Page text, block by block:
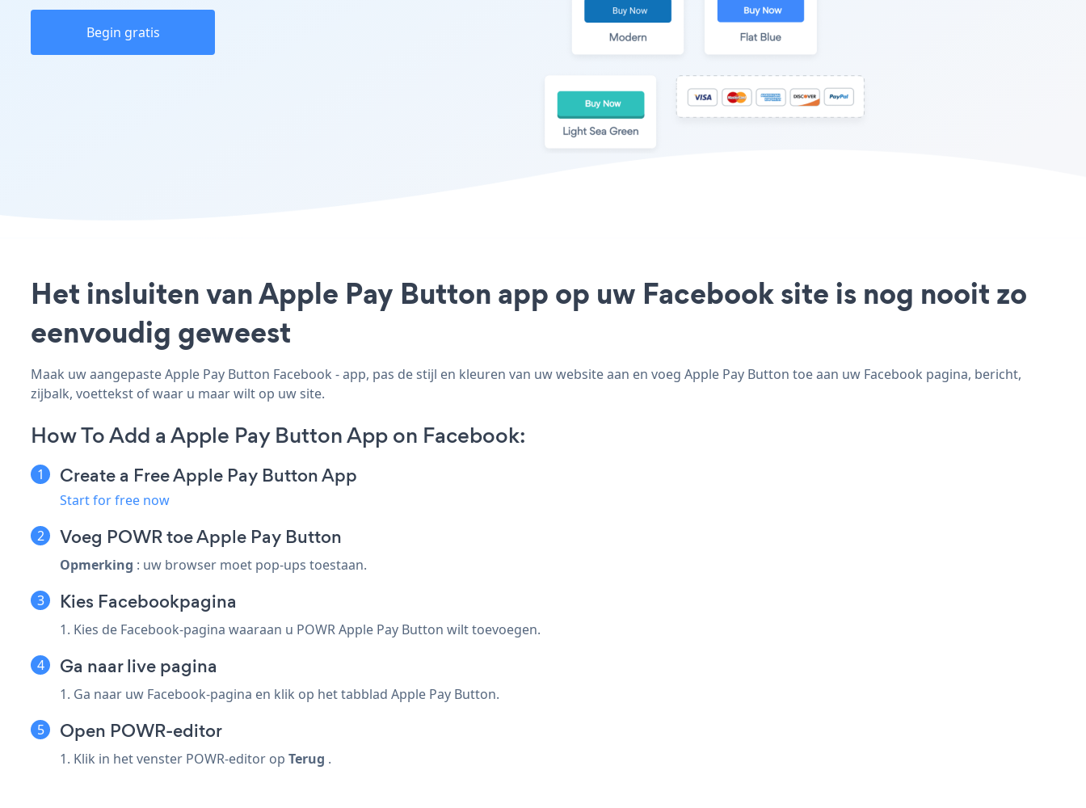
Begin gratis
Het insluiten van Apple Pay Button app op uw Facebook site is nog nooit zo
eenvoudig geweest
Maak uw aangepaste Apple Pay Button Facebook - app, pas de stijl en kleuren van uw website aan en voeg Apple Pay Button toe aan uw Facebook pagina, bericht,
zijbalk, voettekst of waar u maar wilt op uw site.
How To Add a Apple Pay Button App on Facebook:
Create a Free Apple Pay Button App
Start for free now
Voeg POWR toe Apple Pay Button
Opmerking : uw browser moet pop-ups toestaan.
Kies Facebookpagina
1. Kies de Facebook-pagina waaraan u POWR Apple Pay Button wilt toevoegen.
Ga naar live pagina
1. Ga naar uw Facebook-pagina en klik op het tabblad Apple Pay Button.
Open POWR-editor
1. Klik in het venster POWR-editor op Terug .